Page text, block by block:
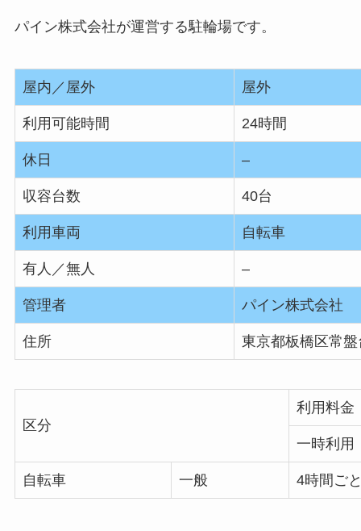
パイン株式会社が運営する駐輪場です。
屋内／屋外 屋外
利用可能時間 24時間
休日 –
収容台数 40台
利用車両 自転車
有人／無人 –
管理者 パイン株式会社
住所 東京都板橋区常
区分
利用料金
一時利用
自転車 一般 4時間ご